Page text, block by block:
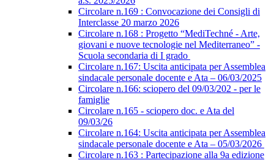
Circolare n.169 : Convocazione dei Consigli di
Interclasse 20 marzo 2026
Circolare n.168 : Progetto “MediTechné - Arte,
giovani e nuove tecnologie nel Mediterraneo” -
Scuola secondaria di I grado
Circolare n.167: Uscita anticipata per Assemblea
sindacale personale docente e Ata – 06/03/2025
Circolare n.166: sciopero del 09/03/202 - per le
famiglie
Circolare n.165 - sciopero doc. e Ata del
09/03/26
Circolare n.164: Uscita anticipata per Assemblea
sindacale personale docente e Ata – 05/03/2026
Circolare n.163 : Partecipazione alla 9a edizione